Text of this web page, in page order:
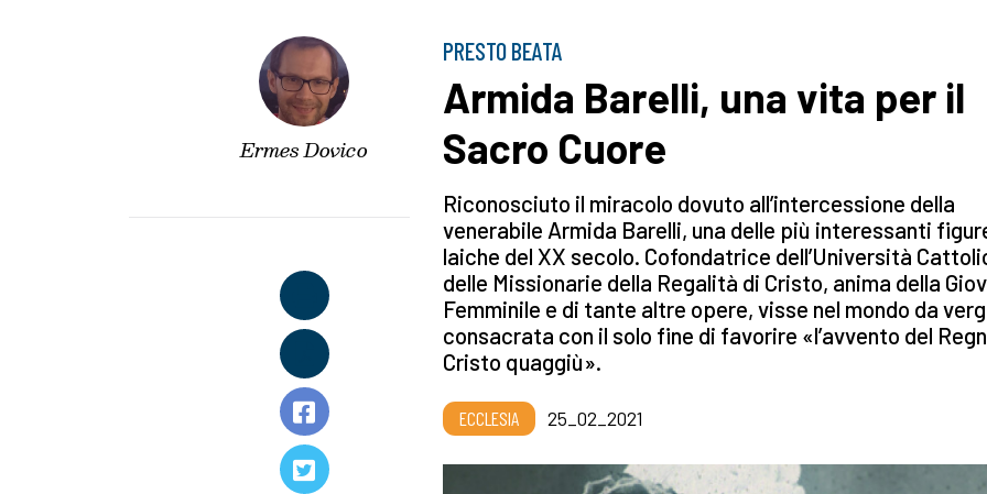
Ermes Dovico
PRESTO BEATA
Armida Barelli, una vita per il
Sacro Cuore
Riconosciuto il miracolo dovuto all’intercessione della
venerabile Armida Barelli, una delle più interessanti
laiche del XX secolo. Cofondatrice dell’Università
delle Missionarie della Regalità di Cristo, anima della
Femminile e di tante altre opere, visse nel mondo da
consacrata con il solo fine di favorire «l’avvento del
Cristo quaggiù».
ECCLESIA 25_02_2021